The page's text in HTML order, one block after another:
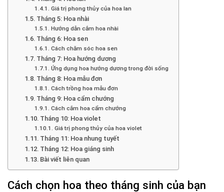
Giá trị phong thủy của hoa lan
Tháng 5: Hoa nhài
Hướng dẫn cắm hoa nhài
Tháng 6: Hoa sen
Cách chăm sóc hoa sen
Tháng 7: Hoa hướng dương
Ứng dụng hoa hướng dương trong đời sống
Tháng 8: Hoa mẫu đơn
Cách trồng hoa mẫu đơn
Tháng 9: Hoa cẩm chướng
Cách cắm hoa cẩm chướng
Tháng 10: Hoa violet
Giá trị phong thủy của hoa violet
Tháng 11: Hoa nhung tuyết
Tháng 12: Hoa giáng sinh
Bài viết liên quan
Cách chọn hoa theo tháng sinh của bạn